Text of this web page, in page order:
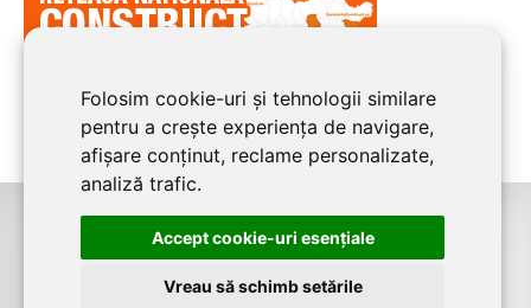
Folosim cookie-uri și tehnologii similare
pentru a crește experiența de navigare,
afișare conținut, reclame personalizate,
analiză trafic.
Accept cookie-uri esenţiale
Vreau să schimb setările
TIMIS CONSTRUCTeste un serviciu de promovare online pentru